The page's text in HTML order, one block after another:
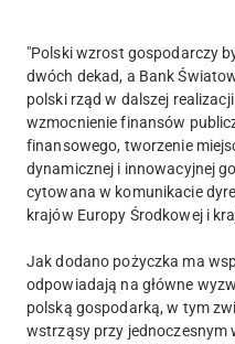
"Polski wzrost gospodarczy
dwóch dekad, a Bank
polski rząd w dalszej
wzmocnienie finansów
finansowego, tworzenie
dynamicznej i innowacyjnej
cytowana w komunikacie
krajów Europy Środkowej i
Jak dodano pożyczka ma
odpowiadają na główne
polską gospodarką, w tym
wstrząsy przy jednoczesnym